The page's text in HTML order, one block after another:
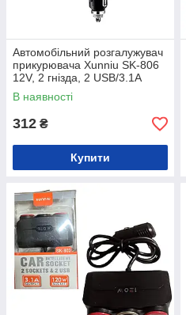
Автомобільний розгалужувач
прикурювача Xunniu SK-806
12V, 2 гнізда, 2 USB/3.1А
В наявності
312 ₴
Купити